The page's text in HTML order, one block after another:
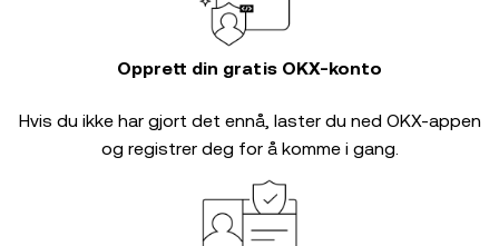
Opprett din gratis OKX-konto
Hvis du ikke har gjort det ennå, laster du ned OKX-appen
og registrer deg for å komme i gang.